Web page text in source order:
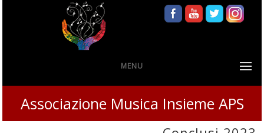
MENU
Associazione Musica Insieme APS